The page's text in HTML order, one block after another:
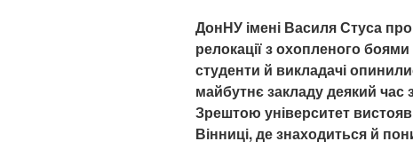
ДонНУ імені Василя Стуса
релокації з охопленого
студенти й викладачі
майбутнє закладу деякий
Зрештою університет
Вінниці, де знаходиться й